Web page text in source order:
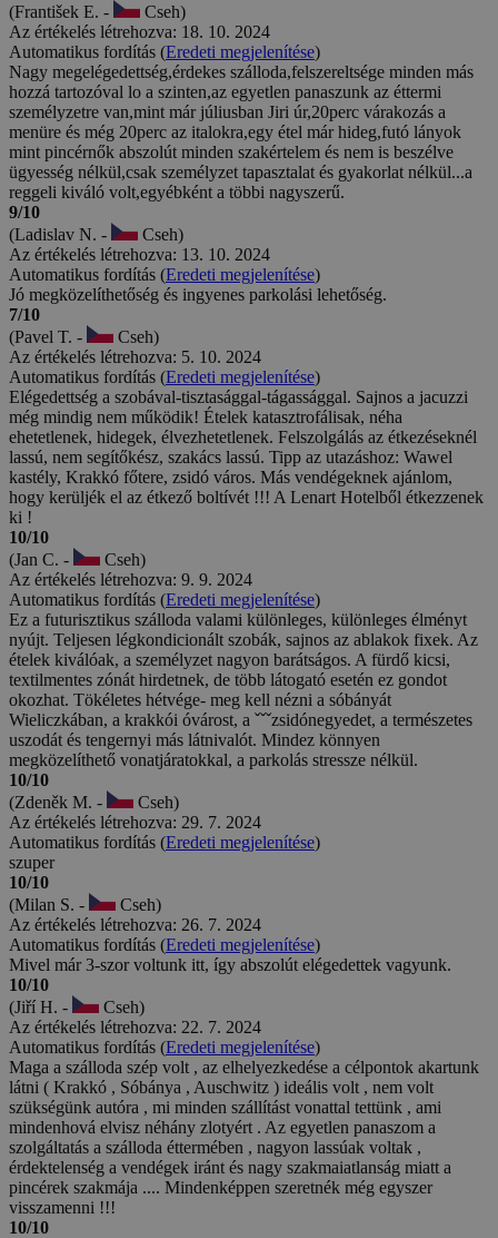
(František E. -
Cseh)
Az értékelés létrehozva: 18. 10. 2024
Automatikus fordítás (Eredeti megjelenítése)
Nagy megelégedettség,érdekes szálloda,felszereltsége minden más
hozzá tartozóval lo a szinten,az egyetlen panaszunk az éttermi
személyzetre van,mint már júliusban Jiri úr,20perc várakozás a
menüre és még 20perc az italokra,egy étel már hideg,futó lányok
mint pincérnők abszolút minden szakértelem és nem is beszélve
ügyesség nélkül,csak személyzet tapasztalat és gyakorlat nélkül...a
reggeli kiváló volt,egyébként a többi nagyszerű.
9/10
(Ladislav N. -
Cseh)
Az értékelés létrehozva: 13. 10. 2024
Automatikus fordítás (Eredeti megjelenítése)
Jó megközelíthetőség és ingyenes parkolási lehetőség.
7/10
(Pavel T. -
Cseh)
Az értékelés létrehozva: 5. 10. 2024
Automatikus fordítás (Eredeti megjelenítése)
Elégedettség a szobával-tisztasággal-tágassággal. Sajnos a jacuzzi
még mindig nem működik! Ételek katasztrofálisak, néha
ehetetlenek, hidegek, élvezhetetlenek. Felszolgálás az étkezéseknél
lassú, nem segítőkész, szakács lassú. Tipp az utazáshoz: Wawel
kastély, Krakkó főtere, zsidó város. Más vendégeknek ajánlom,
hogy kerüljék el az étkező boltívét !!! A Lenart Hotelből étkezzenek
ki !
10/10
(Jan C. -
Cseh)
Az értékelés létrehozva: 9. 9. 2024
Automatikus fordítás (Eredeti megjelenítése)
Ez a futurisztikus szálloda valami különleges, különleges élményt
nyújt. Teljesen légkondicionált szobák, sajnos az ablakok fixek. Az
ételek kiválóak, a személyzet nagyon barátságos. A fürdő kicsi,
textilmentes zónát hirdetnek, de több látogató esetén ez gondot
okozhat. Tökéletes hétvége- meg kell nézni a sóbányát
Wieliczkában, a krakkói óvárost, a ˇˇˇzsidónegyedet, a természetes
uszodát és tengernyi más látnivalót. Mindez könnyen
megközelíthető vonatjáratokkal, a parkolás stressze nélkül.
10/10
(Zdeněk M. -
Cseh)
Az értékelés létrehozva: 29. 7. 2024
Automatikus fordítás (Eredeti megjelenítése)
szuper
10/10
(Milan S. -
Cseh)
Az értékelés létrehozva: 26. 7. 2024
Automatikus fordítás (Eredeti megjelenítése)
Mivel már 3-szor voltunk itt, így abszolút elégedettek vagyunk.
10/10
(Jiří H. -
Cseh)
Az értékelés létrehozva: 22. 7. 2024
Automatikus fordítás (Eredeti megjelenítése)
Maga a szálloda szép volt , az elhelyezkedése a célpontok akartunk
látni ( Krakkó , Sóbánya , Auschwitz ) ideális volt , nem volt
szükségünk autóra , mi minden szállítást vonattal tettünk , ami
mindenhová elvisz néhány zlotyért . Az egyetlen panaszom a
szolgáltatás a szálloda éttermében , nagyon lassúak voltak ,
érdektelenség a vendégek iránt és nagy szakmaiatlanság miatt a
pincérek szakmája .... Mindenképpen szeretnék még egyszer
visszamenni !!!
10/10